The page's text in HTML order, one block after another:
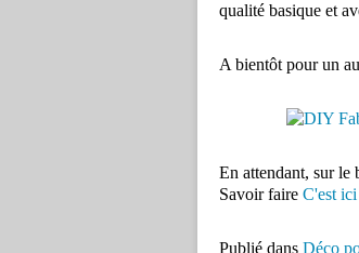
qualité basique et
A bientôt pour un
En attendant, sur le
Savoir faire C'est
Publié dans Déco